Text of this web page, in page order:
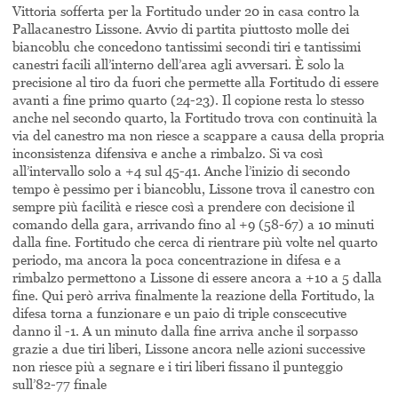
Vittoria sofferta per la Fortitudo under 20 in casa contro la
Pallacanestro Lissone. Avvio di partita piuttosto molle dei
biancoblu che concedono tantissimi secondi tiri e tantissimi
canestri facili all’interno dell’area agli avversari. È solo la
precisione al tiro da fuori che permette alla Fortitudo di essere
avanti a fine primo quarto (24-23). Il copione resta lo stesso
anche nel secondo quarto, la Fortitudo trova con continuità la
via del canestro ma non riesce a scappare a causa della propria
inconsistenza difensiva e anche a rimbalzo. Si va così
all’intervallo solo a +4 sul 45-41. Anche l’inizio di secondo
tempo è pessimo per i biancoblu, Lissone trova il canestro con
sempre più facilità e riesce così a prendere con decisione il
comando della gara, arrivando fino al +9 (58-67) a 10 minuti
dalla fine. Fortitudo che cerca di rientrare più volte nel quarto
periodo, ma ancora la poca concentrazione in difesa e a
rimbalzo permettono a Lissone di essere ancora a +10 a 5 dalla
fine. Qui però arriva finalmente la reazione della Fortitudo, la
difesa torna a funzionare e un paio di triple conscecutive
danno il -1. A un minuto dalla fine arriva anche il sorpasso
grazie a due tiri liberi, Lissone ancora nelle azioni successive
non riesce più a segnare e i tiri liberi fissano il punteggio
sull’82-77 finale